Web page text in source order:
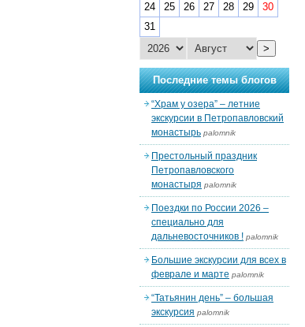
24
25 26 27 28 29
30
31
>
Последние темы блогов
“Храм у озера” – летние
экскурсии в Петропавловский
монастырь palomnik
Престольный праздник
Петропавловского
монастыря palomnik
Поездки по России 2026 –
специально для
дальневосточников ! palomnik
Большие экскурсии для всех в
феврале и марте palomnik
“Татьянин день” – большая
экскурсия palomnik